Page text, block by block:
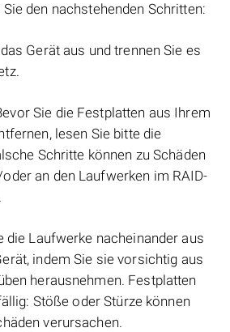
den nachstehenden Schritten:
Gerät aus und trennen Sie es
Sie die Festplatten aus Ihrem
lesen Sie bitte die
Schritte können zu Schäden
an den Laufwerken im RAID-
die Laufwerke nacheinander aus
indem Sie sie vorsichtig aus
herausnehmen. Festplatten
Stöße oder Stürze können
verursachen.